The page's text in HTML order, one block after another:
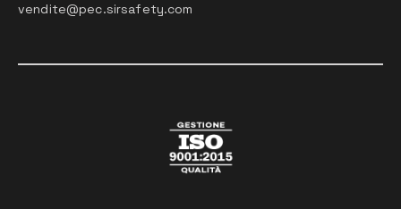
vendite@pec.sirsafety.com